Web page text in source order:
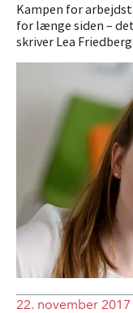
Kampen for
for længe siden –
skriver Lea Friedberg.
22. november 2017